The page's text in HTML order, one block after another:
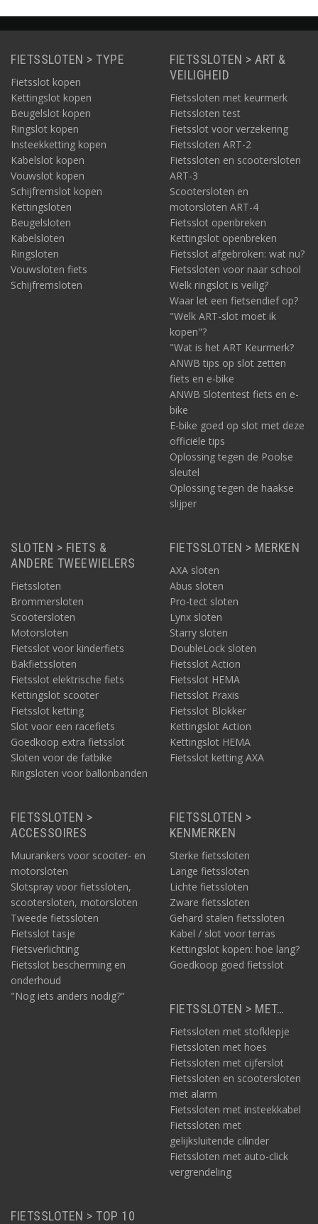
FIETSSLOTEN > TYPE
Fietsslot kopen
Kettingslot kopen
Beugelslot kopen
Ringslot kopen
Insteekketting kopen
Kabelslot kopen
Vouwslot kopen
Schijfremslot kopen
Kettingsloten
Beugelsloten
Kabelsloten
Ringsloten
Vouwsloten fiets
Schijfremsloten
FIETSSLOTEN > ART &
VEILIGHEID
Fietssloten met keurmerk
Fietssloten test
Fietsslot voor verzekering
Fietssloten ART-2
Fietssloten en scootersloten
ART-3
Scootersloten en
motorsloten ART-4
Fietsslot openbreken
Kettingslot openbreken
Fietsslot afgebroken: wat nu?
Fietssloten voor naar school
Welk ringslot is veilig?
Waar let een fietsendief op?
"Welk ART-slot moet ik
kopen"?
"Wat is het ART Keurmerk?
ANWB tips op slot zetten
fiets en e-bike
ANWB Slotentest fiets en e-
bike
E-bike goed op slot met deze
officiële tips
Oplossing tegen de Poolse
sleutel
Oplossing tegen de haakse
slijper
SLOTEN > FIETS &
ANDERE TWEEWIELERS
Fietssloten
Brommersloten
Scootersloten
Motorsloten
Fietsslot voor kinderfiets
Bakfietssloten
Fietsslot elektrische fiets
Kettingslot scooter
Fietsslot ketting
Slot voor een racefiets
Goedkoop extra fietsslot
Sloten voor de fatbike
Ringsloten voor ballonbanden
FIETSSLOTEN > MERKEN
AXA sloten
Abus sloten
Pro-tect sloten
Lynx sloten
Starry sloten
DoubleLock sloten
Fietsslot Action
Fietsslot HEMA
Fietsslot Praxis
Fietsslot Blokker
Kettingslot Action
Kettingslot HEMA
Fietsslot ketting AXA
FIETSSLOTEN >
ACCESSOIRES
Muurankers voor scooter- en
motorsloten
Slotspray voor fietssloten,
scootersloten, motorsloten
Tweede fietssloten
Fietsslot tasje
Fietsverlichting
Fietsslot bescherming en
onderhoud
"Nog iets anders nodig?"
FIETSSLOTEN >
KENMERKEN
Sterke fietssloten
Lange fietssloten
Lichte fietssloten
Zware fietssloten
Gehard stalen fietssloten
Kabel / slot voor terras
Kettingslot kopen: hoe lang?
Goedkoop goed fietsslot
FIETSSLOTEN > MET…
Fietssloten met stofklepje
Fietssloten met hoes
Fietssloten met cijferslot
Fietssloten en scootersloten
met alarm
Fietssloten met insteekkabel
Fietssloten met
gelijksluitende cilinder
Fietssloten met auto-click
vergrendeling
FIETSSLOTEN > TOP 10